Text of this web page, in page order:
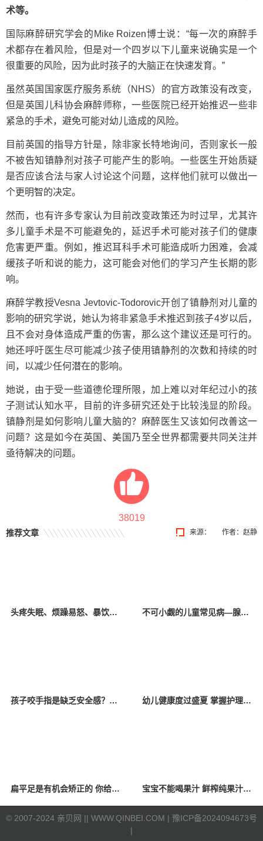
术等。
国际麻醉研究学会的Mike Roizen博士说：“每一次的麻醉手
术都存在着风险，但是对一个四岁以下儿童来说确实是一个
很重要的风险，因为此时孩子的大脑正在快速发育。”
虽然英国国家医疗服务系统（NHS）的官方政策没有改变，
但是英国儿科协会麻醉师称，一些医院已经开始推迟一些非
紧急的手术，避免可能对幼儿造成的风险。
目前英国的指导方针是，除非家长特地询问，否则家长一般
不被告知镇静剂对孩子可能产生的影响。一些医生开始质疑
是否应该合法与家人讨论这个问题，这样他们就可以做出一
个更明智的决定。
然而，也有许多专家认为目前改变政策还为时过早，尤其许
多儿童手术是不可能避免的，延迟手术可能对孩子们的健康
危害更严重。例如，推迟耳科手术可能造成听力困难，会减
缓孩子听和说的能力，这可能会对他们的学习产生长期的影
响。
麻醉学教授Vesna Jevtovic-Todorovic开创了镇静剂对儿童的
影响的研究学说，她认为将非紧急手术推迟到孩子4岁以后，
且不会对身体造成严重的伤害，那么这个建议还是可行的。
她还呼吁医生尽可能减少孩子使用镇静剂的次数和持续的时
间，以减少任何潜在的影响。
她说，由于受一些道德伦理所限，加上难以对年纪过小的孩
子测试认知水平，目前的许多研究还处于比较浅显的阶段。
镇静剂是如何影响儿童大脑的？麻醉医生又该如何改善这一
问题？这是如今在英国、美国乃至全世界都需要共同关注并
亟待解决的问题。
38019
来源： 作者：赵静
推荐文章
头疼失眠、烦躁易怒、暴饮暴食、拖延厌学……孩子这些异常向父母传递了哪些“信号”？ 不可小觑的儿童常见病—腺样体肥大
孩子咬手指是缺乏安全感？亲贝网小编为你解惑 幼儿健康度过盛夏 掌握护理小知识少生病
扁平足是有机会矫正的 你给孩子买对鞋了吗 宝宝不能喝果汁 鲜榨纯果汁也不行？
© 2007-2024 亲贝网 || WWW.QINBEI.COM | 豫ICP备2024094673号
|